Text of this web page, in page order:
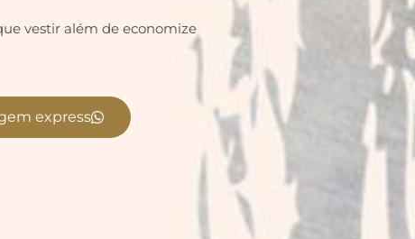
vestir além de economize
express